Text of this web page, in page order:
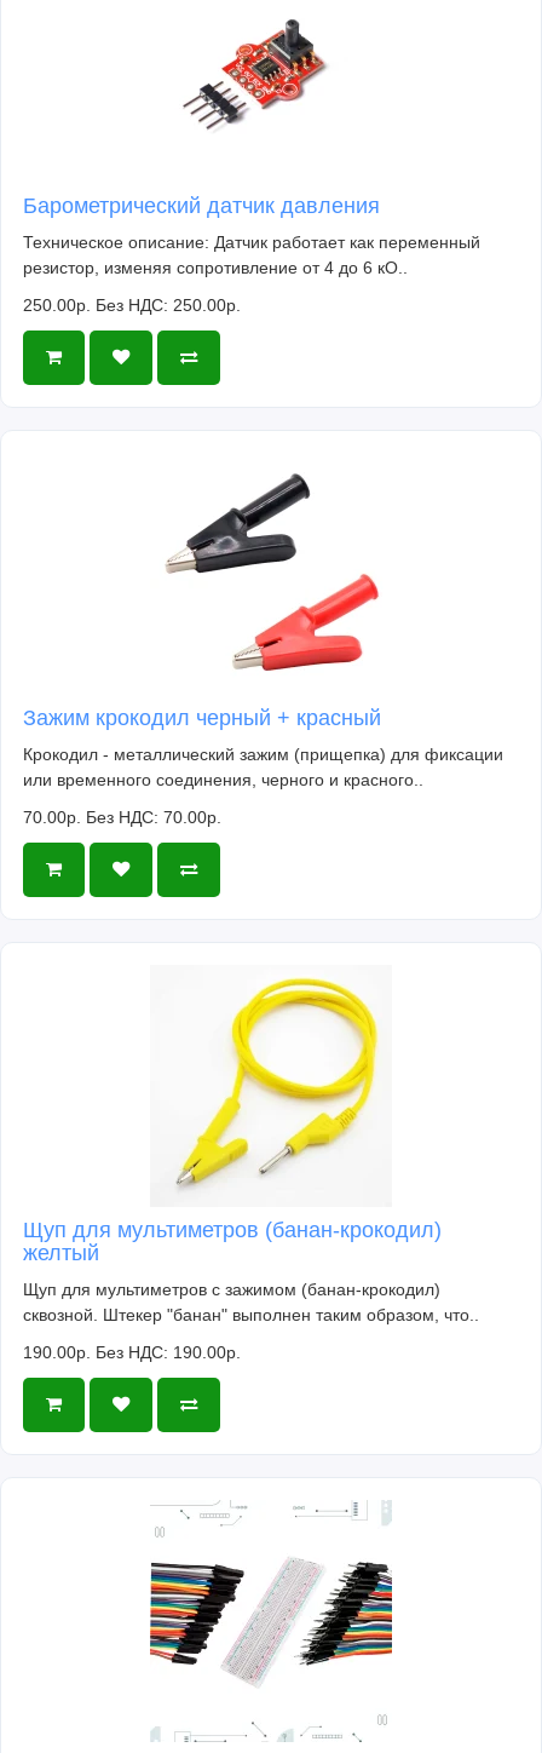
Барометрический датчик давления
Техническое описание: Датчик работает как переменный
резистор, изменяя сопротивление от 4 до 6 кО..
250.00р. Без НДС: 250.00р.
Зажим крокодил черный + красный
Крокодил - металлический зажим (прищепка) для фиксации
или временного соединения, черного и красного..
70.00р. Без НДС: 70.00р.
Щуп для мультиметров (банан-крокодил)
желтый
Щуп для мультиметров с зажимом (банан-крокодил)
сквозной. Штекер "банан" выполнен таким образом, что..
190.00р. Без НДС: 190.00р.